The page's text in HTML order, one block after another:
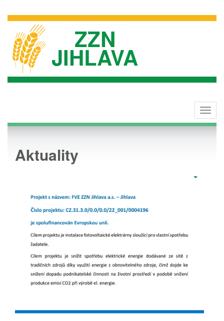
ZZN
JIHLAVA
Aktuality